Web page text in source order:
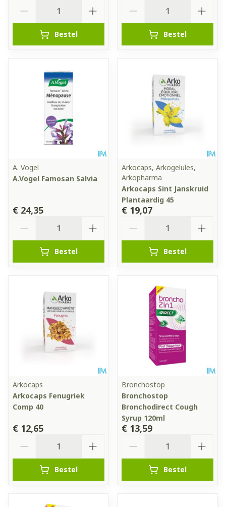
Bestel Bestel
A. Vogel
A.Vogel Famosan Salvia
€ 24,35
Bestel
Arkocaps, Arkogelules,
Arkopharma
Arkocaps Sint Janskruid
Plantaardig 45
€ 19,07
Bestel
Arkocaps
Arkocaps Fenugriek
Comp 40
€ 12,65
Bestel
Bronchostop
Bronchostop
Bronchodirect Cough
Syrup 120ml
€ 13,59
Bestel